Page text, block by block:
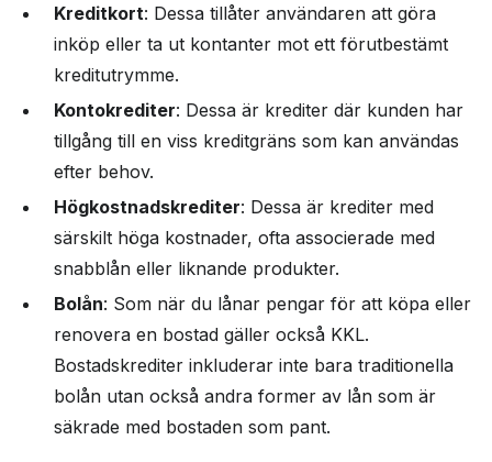
Kreditkort: Dessa tillåter användaren att göra
inköp eller ta ut kontanter mot ett förutbestämt
kreditutrymme.
Kontokrediter: Dessa är krediter där kunden har
tillgång till en viss kreditgräns som kan användas
efter behov.
Högkostnadskrediter: Dessa är krediter med
särskilt höga kostnader, ofta associerade med
snabblån eller liknande produkter.
Bolån: Som när du lånar pengar för att köpa eller
renovera en bostad gäller också KKL.
Bostadskrediter inkluderar inte bara traditionella
bolån utan också andra former av lån som är
säkrade med bostaden som pant.